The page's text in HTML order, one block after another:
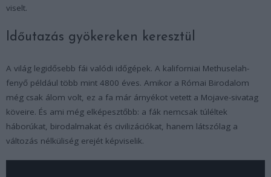
viselt.
Időutazás gyökereken keresztül
A világ legidősebb fái valódi időgépek. A kaliforniai Methuselah-
fenyő például több mint 4800 éves. Amikor a Római Birodalom
még csak álom volt, ez a fa már árnyékot vetett a Mojave-sivatag
köveire. És ami még elképesztőbb: a fák nemcsak túléltek
háborúkat, birodalmakat és civilizációkat, hanem látszólag a
változás nélküliség erejét képviselik.